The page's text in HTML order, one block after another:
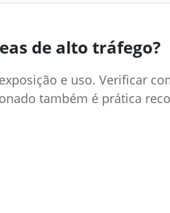
de alto tráfego?
e uso. Verificar
também é prática